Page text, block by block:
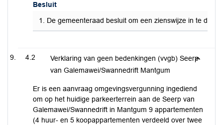
Besluit
1. De gemeenteraad besluit om een zienswijze in te
4.2
Verklaring van geen bedenkingen (vvgb) Seerp
van Galemawei/Swannedrift Mantgum
Er is een aanvraag omgevingsvergunning ingediend
om op het huidige parkeerterrein aan de Seerp van
Galemawei/Swannedrift in Mantgum 9 appartementen
(4 huur- en 5 koopappartementen verdeeld over twee